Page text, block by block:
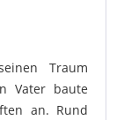
Traum
Vater baute
an. Rund